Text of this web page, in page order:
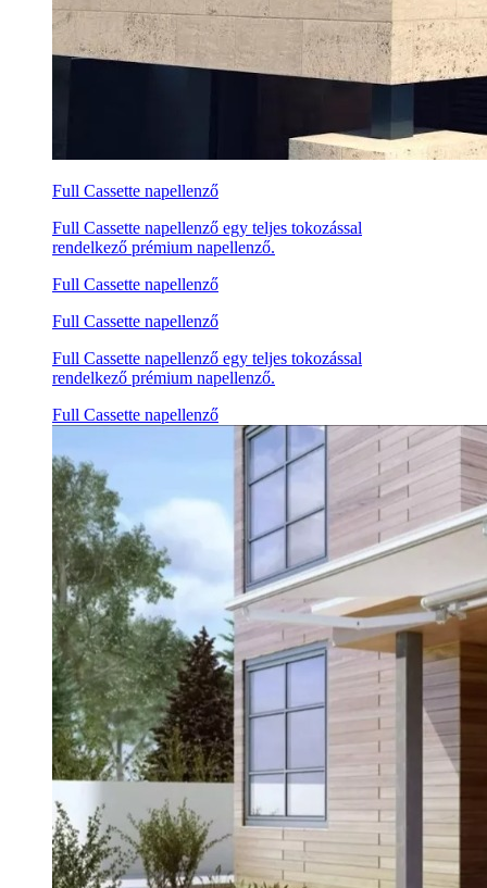
Full Cassette napellenző
Full Cassette napellenző egy teljes tokozással
rendelkező prémium napellenző.
Full Cassette napellenző
Full Cassette napellenző
Full Cassette napellenző egy teljes tokozással
rendelkező prémium napellenző.
Full Cassette napellenző